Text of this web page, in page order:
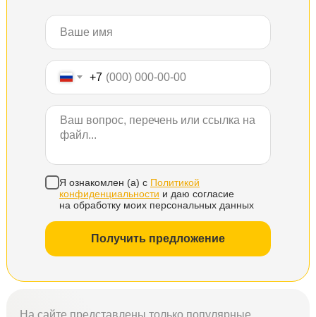
На сайте представлены только популярные
+7
Я ознакомлен (а) с Политикой
конфиденциальности и даю согласие
на обработку моих персональных данных
Получить предложение